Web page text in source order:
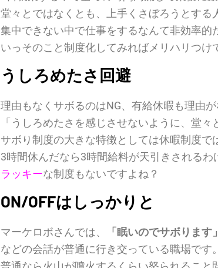
堂々とではなくとも、上手くさぼろうとする
集中できない中で仕事をするなんて非効率的
いっそのこと制度化してみればメリハリつけ
うしろめたさ回避
理由もなくサボるのはNG、有給休暇も理由
「うしろめたさを感じさせないように、堂
サボり制度の大きな特徴としては休暇制度で
3時間休んだなら3時間給料が天引きされる
ラッキーな制度もないですよね？
ON/OFFはしっかりと
マーケロボさんでは、
「眠いのでサボります
などの会話が普通に行き交っている職場です。